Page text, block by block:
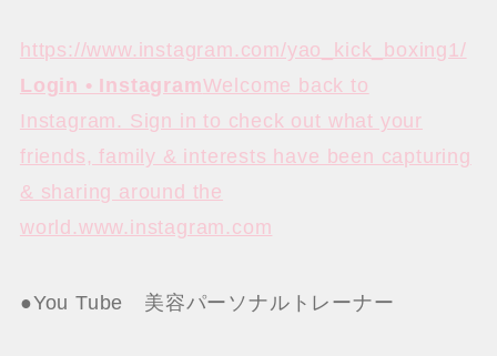
https://www.instagram.com/yao_kick_boxing1/
Login • InstagramWelcome back to
Instagram. Sign in to check out what your
friends, family & interests have been capturing
& sharing around the
world.www.instagram.com
●You Tube 美容パーソナルトレーナー